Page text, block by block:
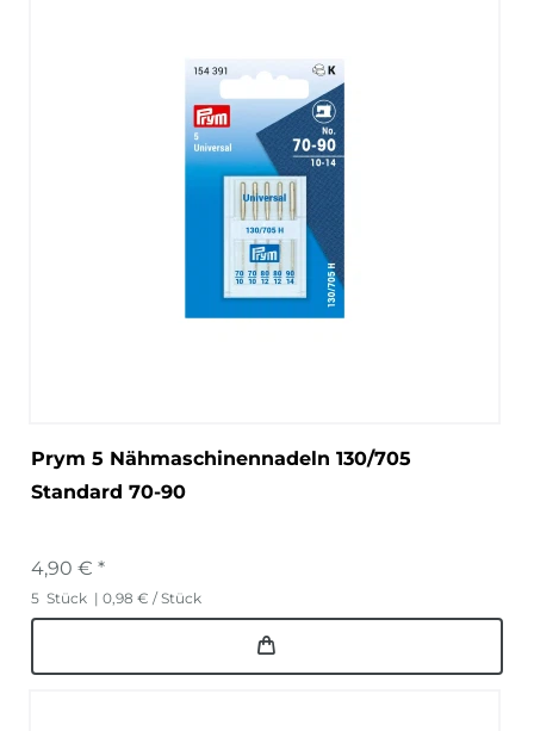
Prym 5 Nähmaschinennadeln 130/705
Standard 70-90
4,90 € *
5 Stück | 0,98 € / Stück